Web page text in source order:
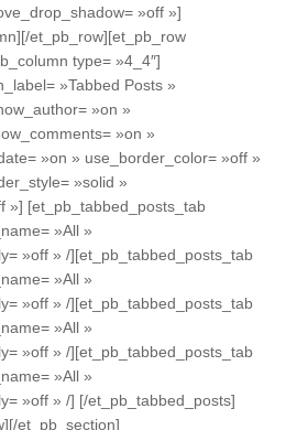
»off »]
et_pb_row][et_pb_row
type= »4_4″]
»Tabbed Posts »
»on »
»on »
»on » use_border_color= »off »
»solid »
»] [et_pb_tabbed_posts_tab
»All »
»off » /][et_pb_tabbed_posts_tab
»All »
»off » /][et_pb_tabbed_posts_tab
»All »
»off » /][et_pb_tabbed_posts_tab
»All »
»off » /] [/et_pb_tabbed_posts]
et_pb_section]